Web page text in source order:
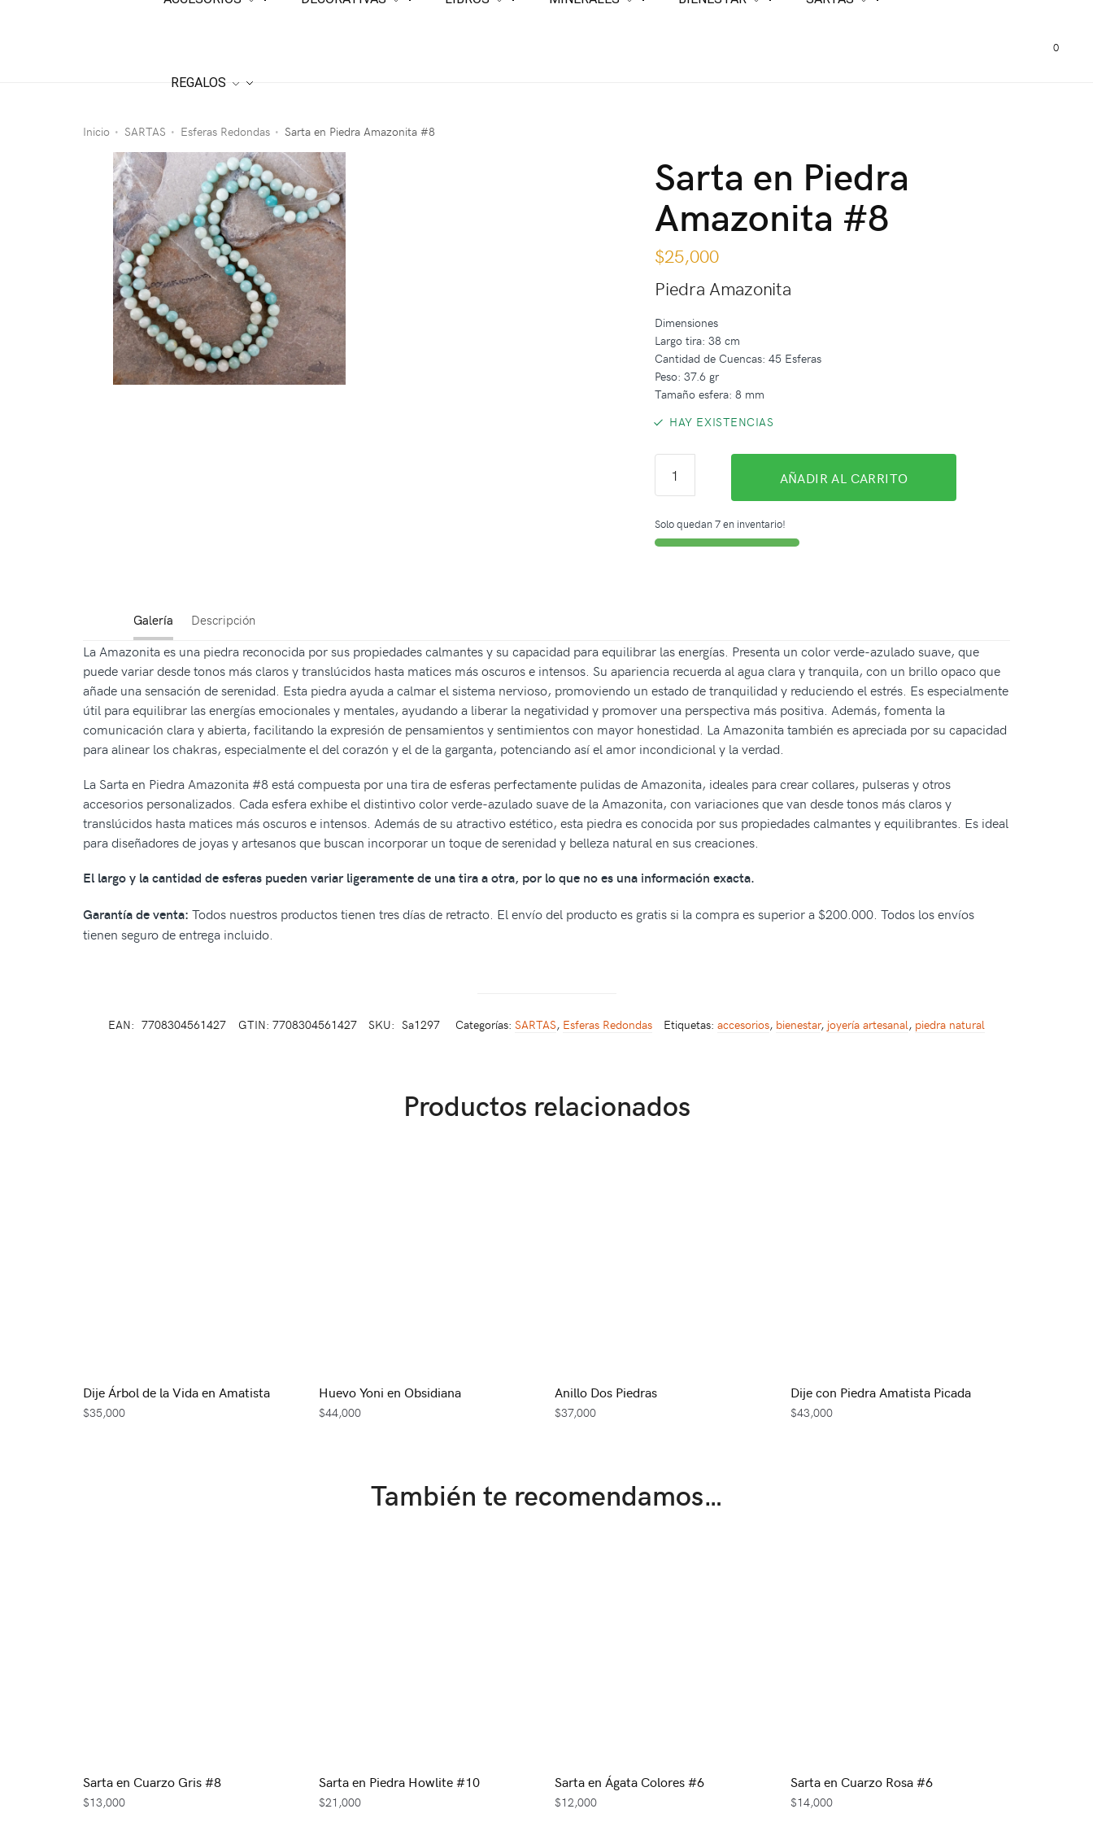
REGALOS
0
Inicio • SARTAS • Esferas Redondas • Sarta en Piedra Amazonita #8
Sarta en Piedra
Amazonita #8
$25,000
Piedra Amazonita
Dimensiones
Largo tira: 38 cm
Cantidad de Cuencas: 45 Esferas
Peso: 37.6 gr
Tamaño esfera: 8 mm
HAY EXISTENCIAS
AÑADIR AL CARRITO
Solo quedan 7 en inventario!
Galería Descripción
La Amazonita es una piedra reconocida por sus propiedades calmantes y su capacidad para equilibrar las energías. Presenta un color verde-azulado suave, que
puede variar desde tonos más claros y translúcidos hasta matices más oscuros e intensos. Su apariencia recuerda al agua clara y tranquila, con un brillo opaco que
añade una sensación de serenidad. Esta piedra ayuda a calmar el sistema nervioso, promoviendo un estado de tranquilidad y reduciendo el estrés. Es especialmente
útil para equilibrar las energías emocionales y mentales, ayudando a liberar la negatividad y promover una perspectiva más positiva. Además, fomenta la
comunicación clara y abierta, facilitando la expresión de pensamientos y sentimientos con mayor honestidad. La Amazonita también es apreciada por su capacidad
para alinear los chakras, especialmente el del corazón y el de la garganta, potenciando así el amor incondicional y la verdad.
La Sarta en Piedra Amazonita #8 está compuesta por una tira de esferas perfectamente pulidas de Amazonita, ideales para crear collares, pulseras y otros
accesorios personalizados. Cada esfera exhibe el distintivo color verde-azulado suave de la Amazonita, con variaciones que van desde tonos más claros y
translúcidos hasta matices más oscuros e intensos. Además de su atractivo estético, esta piedra es conocida por sus propiedades calmantes y equilibrantes. Es ideal
para diseñadores de joyas y artesanos que buscan incorporar un toque de serenidad y belleza natural en sus creaciones.
El largo y la cantidad de esferas pueden variar ligeramente de una tira a otra, por lo que no es una información exacta.
Garantía de venta: Todos nuestros productos tienen tres días de retracto. El envío del producto es gratis si la compra es superior a $200.000. Todos los envíos
tienen seguro de entrega incluido.
EAN: 7708304561427 GTIN: 7708304561427 SKU: Sa1297 Categorías: SARTAS, Esferas Redondas Etiquetas: accesorios, bienestar, joyería artesanal, piedra natural
Productos relacionados
Dije Árbol de la Vida en Amatista
$35,000
Huevo Yoni en Obsidiana
$44,000
Anillo Dos Piedras
$37,000
Dije con Piedra Amatista Picada
$43,000
También te recomendamos…
Sarta en Cuarzo Gris #8
$13,000
Sarta en Piedra Howlite #10
$21,000
Sarta en Ágata Colores #6
$12,000
Sarta en Cuarzo Rosa #6
$14,000